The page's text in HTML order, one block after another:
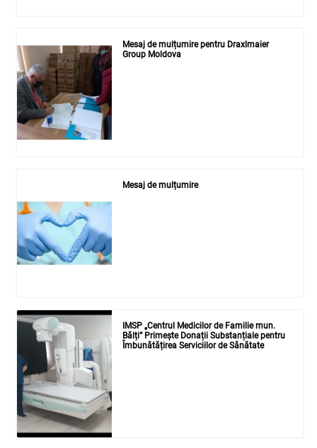
Mesaj de mulțumire pentru Draxlmaier
Group Moldova
Mesaj de mulțumire
IMSP „Centrul Medicilor de Familie mun.
Bălți” Primește Donații Substanțiale pentru
Îmbunătățirea Serviciilor de Sănătate